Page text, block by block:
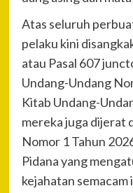
Atas seluruh
pelaku kini
atau Pasal 607
Undang-Undang
Kitab Undang-
mereka juga dijerat
Nomor 1 Tahun
Pidana yang
kejahatan semacam